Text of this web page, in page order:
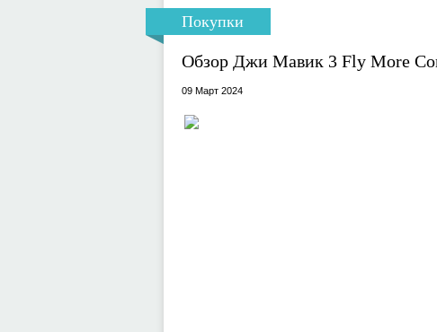
Покупки
Обзор Джи Мавик 3 Fly More
09 Март 2024